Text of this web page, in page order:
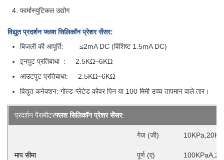
फार्मास्युटिकल उद्योग
विद्युत प्रदर्शनफ्लश सिलिकॉन प्रेशर सेंसर:
बिजली की आपूर्ति: ≤2mA DC (विशिष्ट 1.5mA DC)
इनपुट प्रतिबाधा : 2.5KΩ~6KΩ
आउटपुट प्रतिबाधा: 2.5KΩ~6KΩ
विद्युत कनेक्शन: गोल्ड-प्लेटेड कोवर पिन या 100 मिमी उच्च तापमान वाले तार।
प्रदर्शन पैरामीटरफ्लश सिलिकॉन प्रेशर सेंसर:
माप सीमा
गेज (जी)
पूर्ण (ए)